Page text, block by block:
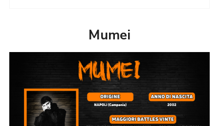
Mumei